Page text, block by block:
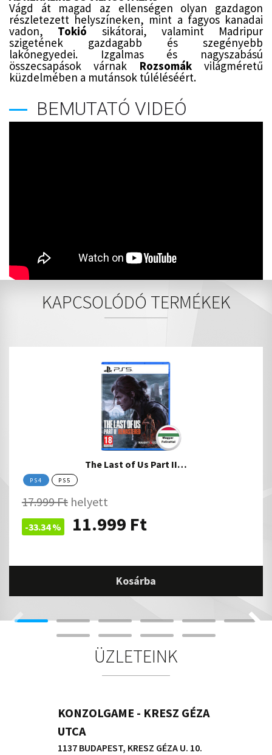
Vágd át magad az ellenségen olyan gazdagon
részletezett helyszíneken, mint a fagyos kanadai
vadon, Tokió sikátorai, valamint Madripur
szigetének gazdagabb és szegényebb
lakónegyedei. Izgalmas és nagyszabású
összecsapások várnak Rozsomákvilágméretű
küzdelmében a mutánsok túléléséért.
BEMUTATÓ VIDEÓ
KAPCSOLÓDÓ TERMÉKEK
The Last of Us Part II…
PS4 PS5
17.999Fthelyett
-33.34 % 11.999 Ft
Kosárba
ÜZLETEINK
KONZOLGAME - KRESZ GÉZA
UTCA
1137 BUDAPEST, KRESZ GÉZA U. 10.